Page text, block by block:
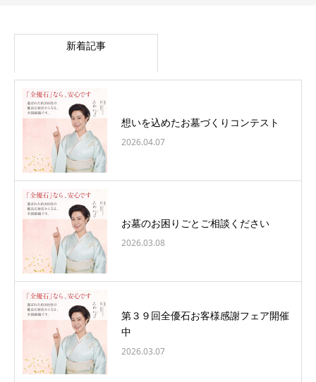
新着記事
想いを込めたお墓づくりコンテスト
2026.04.07
お墓のお困りごとご相談ください
2026.03.08
第３９回全優石お客様感謝フェア開催
中
2026.03.07